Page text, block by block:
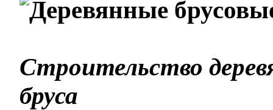
Строительство
бруса